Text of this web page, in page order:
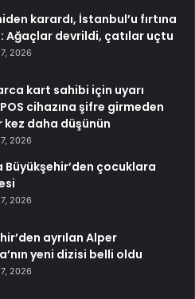
karardı, İstanbul’u fırtına
Ağaçlar devrildi, çatılar uçtu
2026
kart sahibi için uyarı
POS cihazına şifre girmeden
kez daha düşünün
2026
Büyükşehir’den çocuklara
2026
ayrılan Alper
yeni dizisi belli oldu
2026